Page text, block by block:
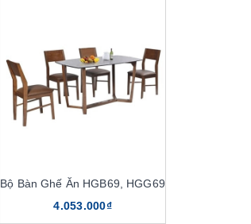
Bộ Bàn Ghế Ăn HGB69, HGG69
4.053.000₫